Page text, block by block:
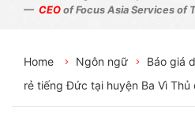
CEO of Focus Asia Services of
Home Ngôn ngữ
Báo giá
rẻ tiếng Đức tại huyện Ba Vì Thủ